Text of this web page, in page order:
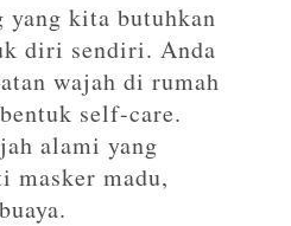
yang kita butuhkan
diri sendiri. Anda
wajah di rumah
self-care.
alami yang
masker madu,